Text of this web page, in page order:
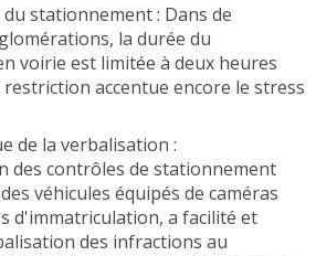
stationnement : Dans de
la durée du
voirie est limitée à deux heures
restriction accentue encore le stress
de la verbalisation :
des contrôles de stationnement
véhicules équipés de caméras
d'immatriculation, a facilité et
des infractions au